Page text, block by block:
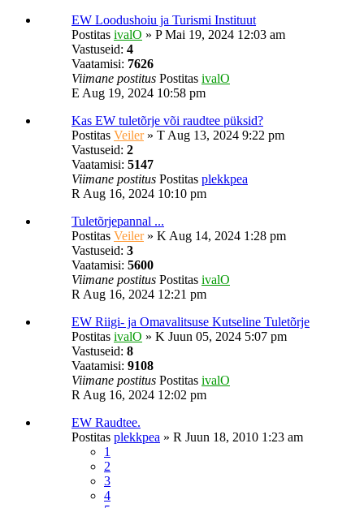
EW Loodushoiu ja Turismi Instituut
Postitas ivalO » P Mai 19, 2024 12:03 am
Vastuseid: 4
Vaatamisi: 7626
Viimane postitus Postitas ivalO
E Aug 19, 2024 10:58 pm
Kas EW tuletõrje või raudtee püksid?
Postitas Veiler» T Aug 13, 2024 9:22 pm
Vastuseid: 2
Vaatamisi: 5147
Viimane postitus Postitas plekkpea
R Aug 16, 2024 10:10 pm
Tuletõrjepannal ...
Postitas Veiler» K Aug 14, 2024 1:28 pm
Vastuseid: 3
Vaatamisi: 5600
Viimane postitus Postitas ivalO
R Aug 16, 2024 12:21 pm
EW Riigi- ja Omavalitsuse Kutseline Tuletõrje
Postitas ivalO » K Juun 05, 2024 5:07 pm
Vastuseid: 8
Vaatamisi: 9108
Viimane postitus Postitas ivalO
R Aug 16, 2024 12:02 pm
EW Raudtee.
Postitas plekkpea » R Juun 18, 2010 1:23 am
1
2
3
4